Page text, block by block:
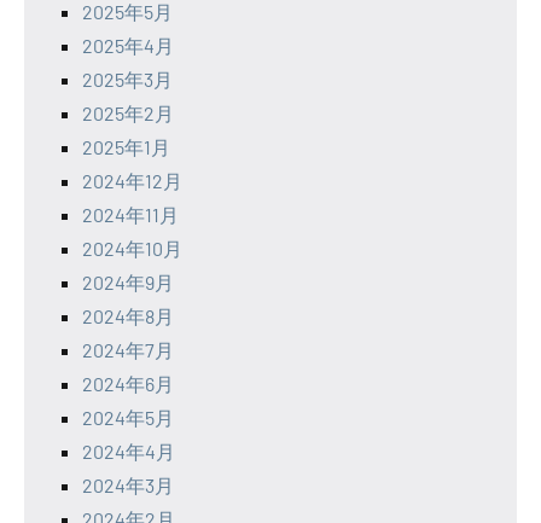
2025年5月
2025年4月
2025年3月
2025年2月
2025年1月
2024年12月
2024年11月
2024年10月
2024年9月
2024年8月
2024年7月
2024年6月
2024年5月
2024年4月
2024年3月